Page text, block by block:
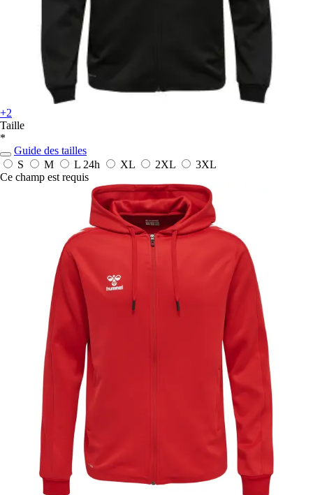
+2
Taille
*
Guide des tailles
S
M L 24h XL 2XL
3XL
Ce champ est requis